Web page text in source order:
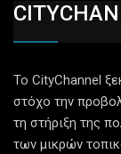
Το CityChannel
στόχο την
τη στήριξη της
των μικρών